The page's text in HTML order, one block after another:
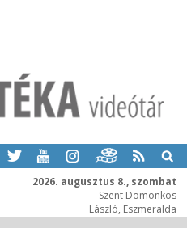
2026. augusztus 8., szombat
Szent Domonkos
László, Eszmeralda